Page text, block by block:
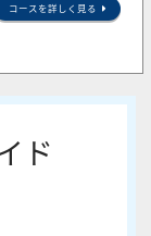
コースを詳しく見る
ド